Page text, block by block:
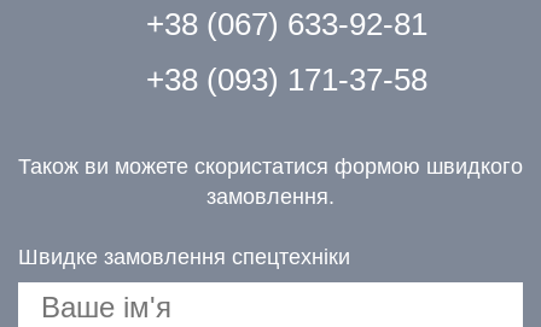
+38 (067) 633-92-81
+38 (093) 171-37-58
Також ви можете скористатися формою швидкого
замовлення.
Швидке замовлення спецтехніки